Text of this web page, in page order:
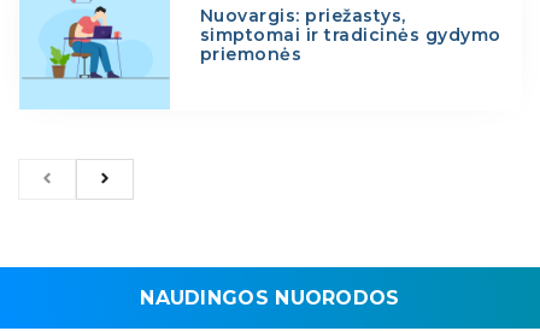
Nuovargis: priežastys,
simptomai ir tradicinės gydymo
priemonės
NAUDINGOS NUORODOS